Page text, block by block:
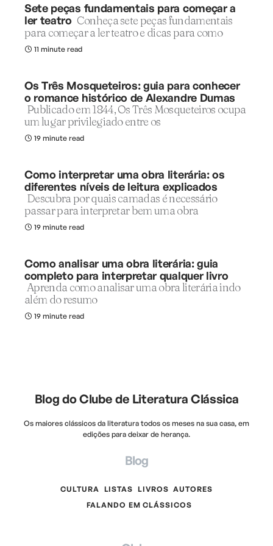
Sete peças fundamentais para começar a
ler teatro Conheça sete peças fundamentais
para começar a ler teatro e dicas para como
11 minute read
Os Três Mosqueteiros: guia para conhecer
o romance histórico de Alexandre Dumas
Publicado em 1844, Os Três Mosqueteiros ocupa
um lugar privilegiado entre os
19 minute read
Como interpretar uma obra literária: os
diferentes níveis de leitura explicados
Descubra por quais camadas é necessário
passar para interpretar bem uma obra
19 minute read
Como analisar uma obra literária: guia
completo para interpretar qualquer livro
Aprenda como analisar uma obra literária indo
além do resumo
19 minute read
Blog do Clube de Literatura Clássica
Os maiores clássicos da literatura todos os meses na sua casa, em
edições para deixar de herança.
Blog
CULTURA LISTAS LIVROS AUTORES
FALANDO EM CLÁSSICOS